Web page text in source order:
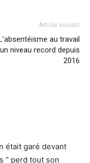
Article suivant
au travail
niveau record depuis
2016
était garé devant
” perd tout son